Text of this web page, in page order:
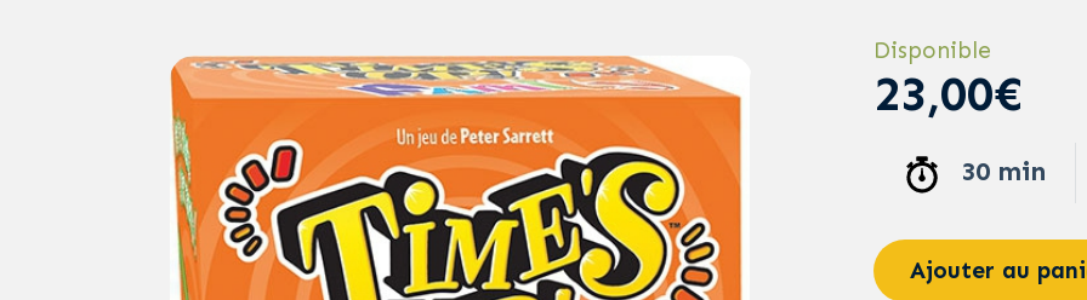
Disponible
23,00€
30 min
Ajouter au